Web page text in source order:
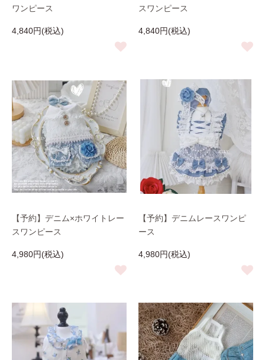
ワンピース
4,840円(税込)
スワンピース
4,840円(税込)
【予約】デニム×ホワイトレー
スワンピース
4,980円(税込)
【予約】デニムレースワンピ
ース
4,980円(税込)